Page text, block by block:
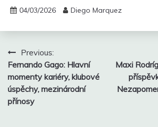
04/03/2026 Diego Marquez
Post
navigation
Previous:
Fernando Gago: Hlavní
momenty kariéry, klubové
úspěchy, mezinárodní
přínosy
Maxi